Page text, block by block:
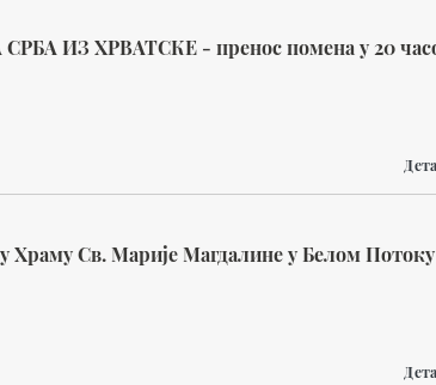
ИЗ ХРВАТСКЕ - пренос помена у 20
Храму Св. Марије Магдалине у Белом Потоку